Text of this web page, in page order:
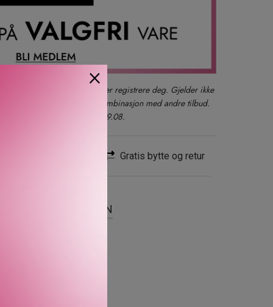
der du også kan logge inn eller registrere deg. Gjelder ikke
produkter, gavesett eller i kombinasjon med andre tilbud.
ett kjøp per kunde t.o.m. 09.08.
Gratis bytte og retur
OM MERKEVAREN
kan brukes daglig.
hudceller, og
×